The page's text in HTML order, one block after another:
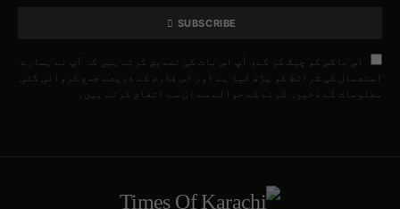
SUBSCRIBE
اس باکس کو چیک کر کے، آپ اس بات کی تصدیق کرتے ہیں کہ آپ نے ہمارے
استعمال کی شرائط کو پڑھ لیا ہے اور اس فارم کے ذریعے جمع کروائی گئی
معلومات کے ذخیرہ کرنے کے حوالے سے ان سے اتفاق کرتے ہیں۔